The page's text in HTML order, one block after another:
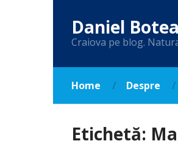
Daniel Botea
Craiova pe blog.
Home Despre
Etichetă: